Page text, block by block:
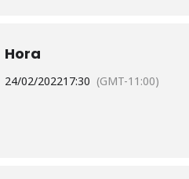
Hora
24/02/202217:30 (GMT-11:00)